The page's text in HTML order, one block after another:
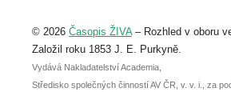
abstraktu přihlášené přednášky nebo
posteru je už 30. června.
© 2026 Časopis ŽIVA– Rozhled v oboru
Založil roku 1853 J. E. Purkyně.
Vydává Nakladatelství Academia,
Středisko společných činností AV ČR, v. v. i., za